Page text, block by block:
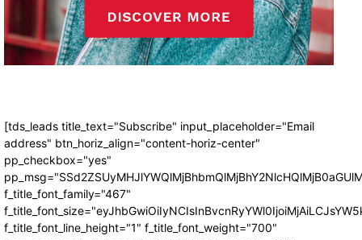
[tds_leads title_text="Subscribe" input_placeholder="Email
address" btn_horiz_align="content-horiz-center"
pp_checkbox="yes"
f_title_font_family="467"
f_title_font_line_height="1" f_title_font_weight="700"